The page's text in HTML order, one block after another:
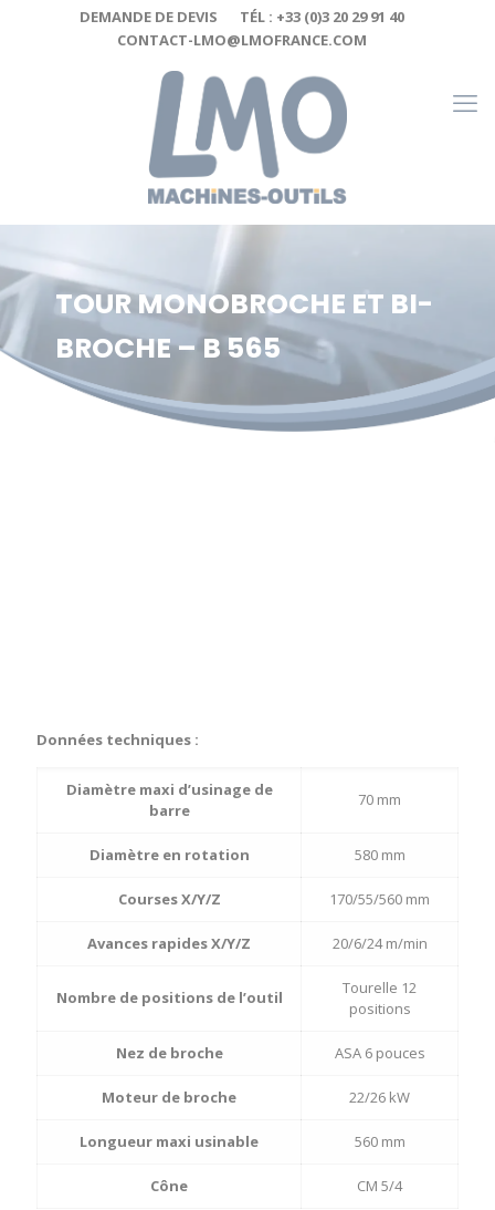
DEMANDE DE DEVIS
TÉL : +33 (0)3 20 29 91 40
CONTACT-LMO@LMOFRANCE.COM
TOUR MONOBROCHE ET BI-
BROCHE – B 565
Données techniques :
Diamètre maxi d’usinage de
barre
70 mm
Diamètre en rotation 580 mm
Courses X/Y/Z 170/55/560 mm
Avances rapides X/Y/Z 20/6/24 m/min
Nombre de positions de l’outil
Tourelle 12
positions
Nez de broche ASA 6 pouces
Moteur de broche 22/26 kW
Longueur maxi usinable 560 mm
Cône CM 5/4
Cookies management panel